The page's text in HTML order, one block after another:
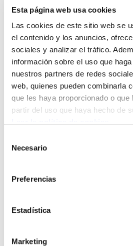
Esta página web usa cookies
Las cookies de este sitio web se
el contenido y los anuncios,
sociales y analizar el tráfico.
información sobre el uso que
nuestros partners de redes
web, quienes pueden combinarla
que les haya proporcionado o que
partir del uso que haya hecho de
Necesario
Preferencias
Estadística
Marketing
Bideo hau ikusi ahal izateko
behar dituzu.
Aprovechando la publicación
sesión de trabajo .La guía
útil para las personas que
ante la demanda de
autora de la guía, y Jone